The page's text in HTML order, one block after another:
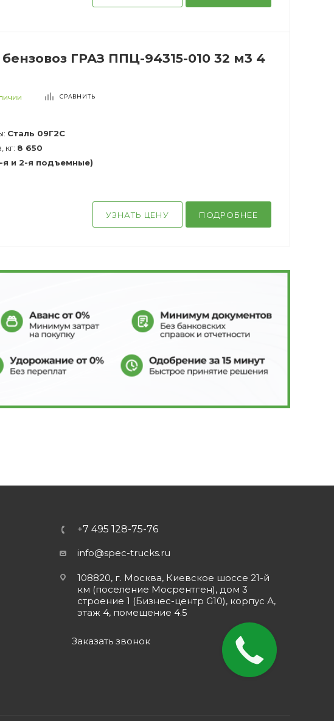
ГРАЗ ППЦ-94315-010 32 м3 4
СРАВНИТЬ
Сталь 09Г2С
кг: 8 650
я и 2-я подъемные)
УЗНАТЬ ЦЕНУ ПОДРОБНЕЕ
+7 495 128-75-76
info@spec-trucks.ru
108820, г. Москва, Киевское шоссе 21-й
км (поселение Мосрентген), дом 3
строение 1 (Бизнес-центр G10), корпус А,
этаж 4, помещение 4.5
Заказать звонок
Закажите
звонок!